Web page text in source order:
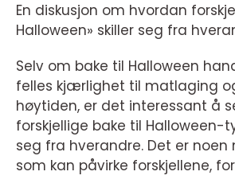
En diskusjon om hvordan
Halloween» skiller seg fra
Selv om bake til Halloween
felles kjærlighet til matlaging
høytiden, er det interessant å
forskjellige bake til Halloween-
seg fra hverandre. Det er noen
som kan påvirke forskjellene,